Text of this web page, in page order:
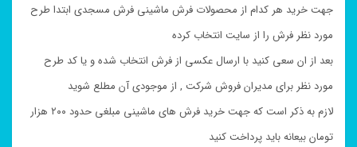
جهت خرید هر کدام از محصولات فرش ماشینی فرش مسجدی ابتدا طرح
مورد نظر فرش را از سایت انتخاب کرده
بعد از ان سعی کنید با ارسال عکسی از فرش انتخاب شده و یا کد طرح
مورد نظر برای مدیران فروش شرکت , از موجودی آن مطلع شوید
لازم به ذکر است که جهت خرید فرش های ماشینی مبلغی حدود ۲۰۰ هزار
تومان بیعانه باید پرداخت کنید